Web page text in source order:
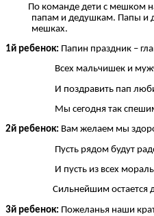
По команде дети с мешком на
папам и дедушкам. Папы и
мешках.
1й ребенок: Папин праздник –
Всех мальчишек и
И поздравить пап
Мы сегодня так
2й ребенок: Вам желаем мы
Пусть рядом будут
И пусть из всех
Сильнейшим остается
3й ребенок: Пожеланья наши